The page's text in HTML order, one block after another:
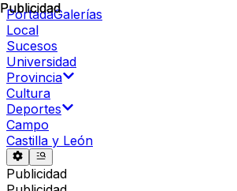
PortadaGalerías
Local
Sucesos
Universidad
Provincia
Cultura
Deportes
Campo
Castilla y León
Publicidad
Publicidad
Publicidad